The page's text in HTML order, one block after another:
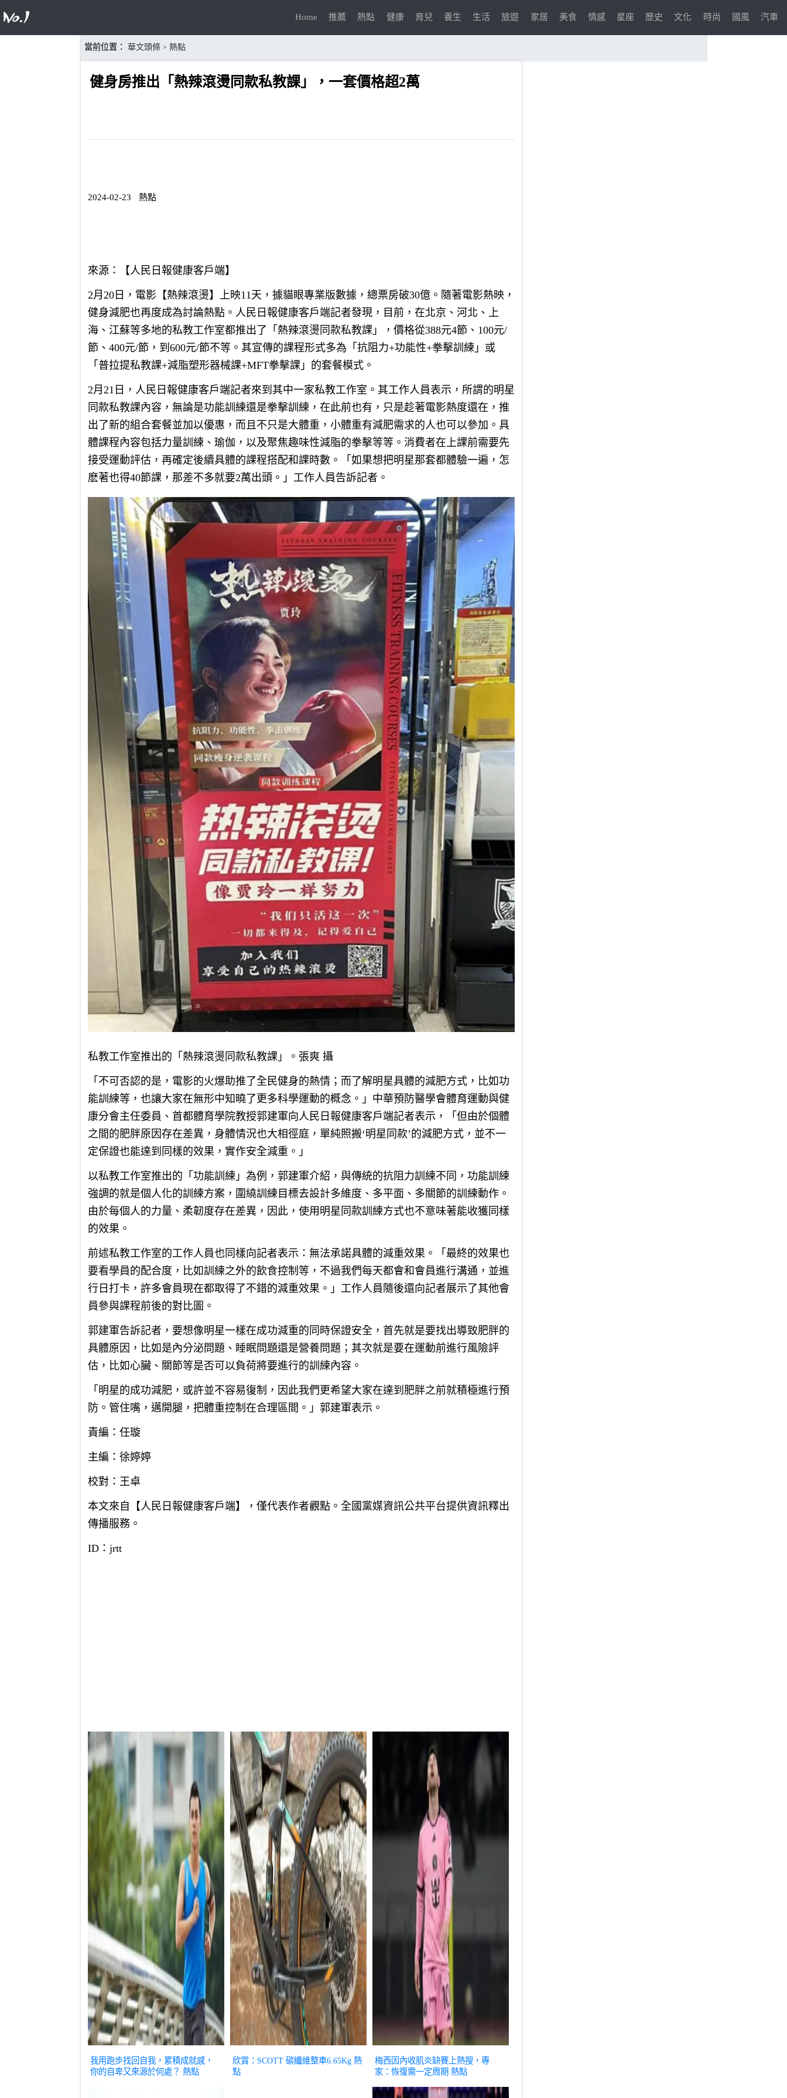
Home 推薦 熱點 健康 育兒 養生 生活 旅遊 家居 美食 情感 星座 歷史 文化 時尚 國風 汽車
當前位置： 華文頭條 > 熱點
健身房推出「熱辣滾燙同款私教課」，一套價格超2萬
2024-02-23 熱點
來源：【人民日報健康客戶端】
2月20日，電影【熱辣滾燙】上映11天，據貓眼專業版數據，總票房破30億。隨著電影熱映，
健身減肥也再度成為討論熱點。人民日報健康客戶端記者發現，目前，在北京、河北、上
海、江蘇等多地的私教工作室都推出了「熱辣滾燙同款私教課」，價格從388元4節、100元/
節、400元/節，到600元/節不等。其宣傳的課程形式多為「抗阻力+功能性+拳擊訓練」或
「普拉提私教課+減脂塑形器械課+MFT拳擊課」的套餐模式。
2月21日，人民日報健康客戶端記者來到其中一家私教工作室。其工作人員表示，所謂的明星
同款私教課內容，無論是功能訓練還是拳擊訓練，在此前也有，只是趁著電影熱度還在，推
出了新的組合套餐並加以優惠，而且不只是大體重，小體重有減肥需求的人也可以參加。具
體課程內容包括力量訓練、瑜伽，以及聚焦趣味性減脂的拳擊等等。消費者在上課前需要先
接受運動評估，再確定後續具體的課程搭配和課時數。「如果想把明星那套都體驗一遍，怎
麽著也得40節課，那差不多就要2萬出頭。」工作人員告訴記者。
私教工作室推出的「熱辣滾燙同款私教課」。張爽 攝
「不可否認的是，電影的火爆助推了全民健身的熱情；而了解明星具體的減肥方式，比如功
能訓練等，也讓大家在無形中知曉了更多科學運動的概念。」中華預防醫學會體育運動與健
康分會主任委員、首都體育學院教授郭建軍向人民日報健康客戶端記者表示，「但由於個體
之間的肥胖原因存在差異，身體情況也大相徑庭，單純照搬‘明星同款’的減肥方式，並不一
定保證也能達到同樣的效果，實作安全減重。」
以私教工作室推出的「功能訓練」為例，郭建軍介紹，與傳統的抗阻力訓練不同，功能訓練
強調的就是個人化的訓練方案，圍繞訓練目標去設計多維度、多平面、多關節的訓練動作。
由於每個人的力量、柔韌度存在差異，因此，使用明星同款訓練方式也不意味著能收獲同樣
的效果。
前述私教工作室的工作人員也同樣向記者表示：無法承諾具體的減重效果。「最終的效果也
要看學員的配合度，比如訓練之外的飲食控制等，不過我們每天都會和會員進行溝通，並進
行日打卡，許多會員現在都取得了不錯的減重效果。」工作人員隨後還向記者展示了其他會
員參與課程前後的對比圖。
郭建軍告訴記者，要想像明星一樣在成功減重的同時保證安全，首先就是要找出導致肥胖的
具體原因，比如是內分泌問題、睡眠問題還是營養問題；其次就是要在運動前進行風險評
估，比如心臟、關節等是否可以負荷將要進行的訓練內容。
「明星的成功減肥，或許並不容易復制，因此我們更希望大家在達到肥胖之前就積極進行預
防。管住嘴，邁開腿，把體重控制在合理區間。」郭建軍表示。
責編：任璇
主編：徐婷婷
校對：王卓
本文來自【人民日報健康客戶端】，僅代表作者觀點。全國黨媒資訊公共平台提供資訊釋出
傳播服務。
ID：jrtt
我用跑步找回自我，累積成就感，
你的自卑又來源於何處？ 熱點
欣賞：SCOTT 碳纖維整車6.65Kg 熱
點
梅西因內收肌炎缺賽上熱搜，專
家：恢復需一定周期 熱點